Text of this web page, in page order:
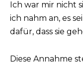
Ich war mir nicht
ich nahm an, es
dafür, dass sie
Diese Annahme